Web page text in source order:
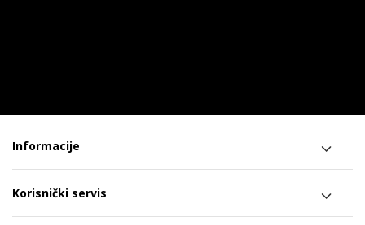
Informacije
Korisnički servis